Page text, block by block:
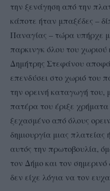
την ξενάγηση από την
κάποτε ήταν μπαξέδες –
Παναγίας – τώρα υπήρχε
παρκινγκ όλου του
Δημήτρης Στεφάνου
επενδύσει στο χωριό του
την ορεινή καταγωγή του,
πατέρα του έριξε
ξεχασμένο από όλους
δημιουργία μιας πλατείας
αυτός την πρωτοβουλία,
τον Δήμο και τον
δεν είχε λόγια να τον